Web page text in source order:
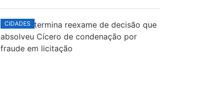
CIDADES